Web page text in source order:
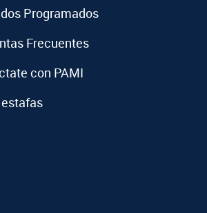
Programados
Frecuentes
con PAMI